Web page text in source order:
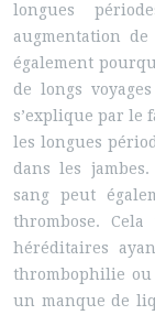
longues
augmentation
également
de longs
s’explique par le
les longues
dans les
sang peut
thrombose.
héréditaires
thrombophilie ou
un manque de